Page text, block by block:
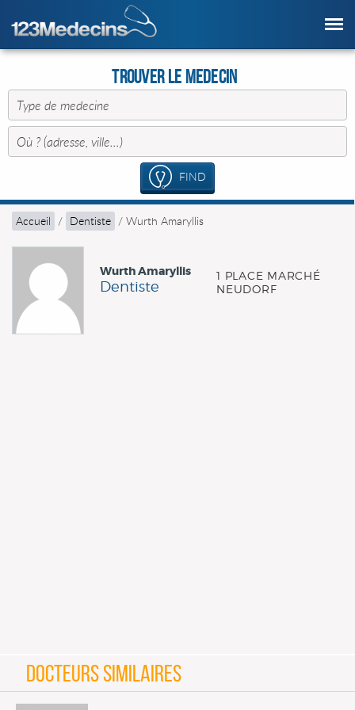
Trouver le Medecin
FIND
Accueil / Dentiste / Wurth Amaryllis
Wurth Amaryllis
Dentiste
1 PLACE MARCHÉ
NEUDORF
DOCTEURS SIMILAIRES